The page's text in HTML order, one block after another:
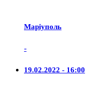
Маріуполь
-
19.02.2022 - 16:00